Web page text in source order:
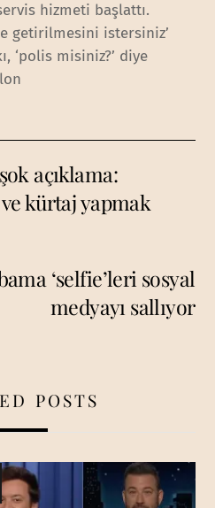
hizmeti başlattı.
getirilmesini istersiniz’
‘polis misiniz?’ diye
açıklama:
kürtaj yapmak
‘selfie’leri sosyal
medyayı sallıyor
POSTS